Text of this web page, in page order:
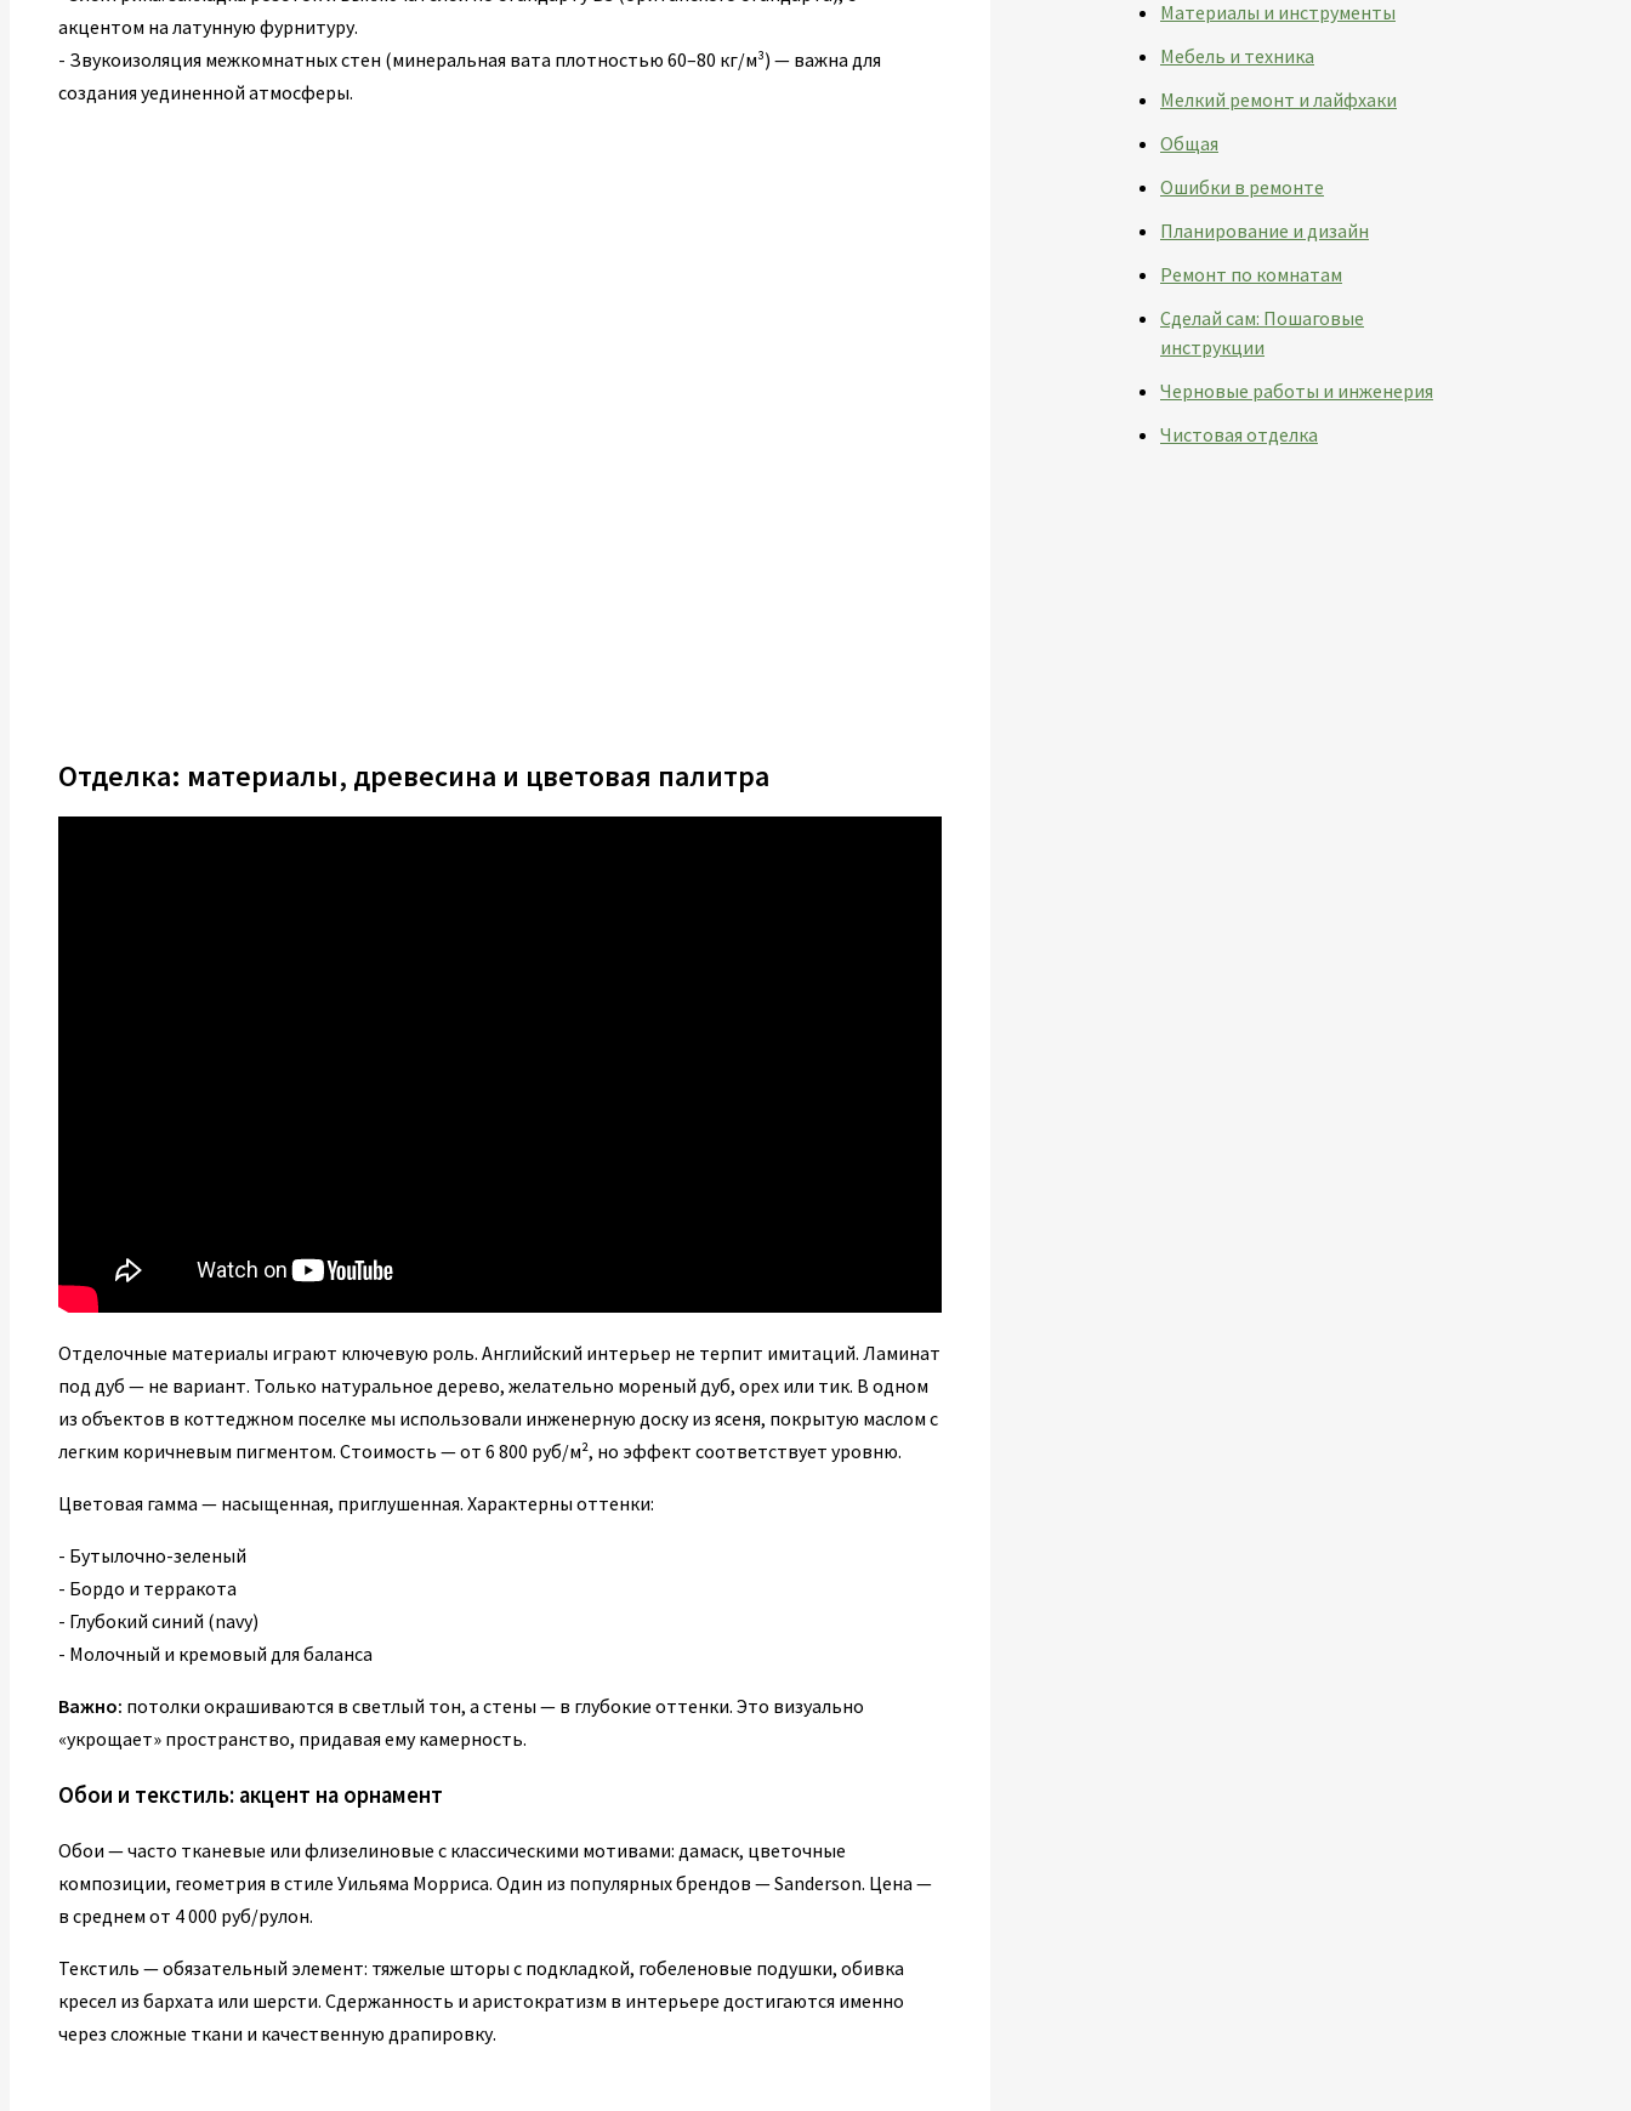
акцентом на латунную фурнитуру.
- Звукоизоляция межкомнатных стен (минеральная вата плотностью 60–80 кг/м³) — важна для
создания уединенной атмосферы.
Отделка: материалы, древесина и цветовая палитра
Отделочные материалы играют ключевую роль. Английский интерьер не терпит имитаций. Ламинат
под дуб — не вариант. Только натуральное дерево, желательно мореный дуб, орех или тик. В одном
из объектов в коттеджном поселке мы использовали инженерную доску из ясеня, покрытую маслом с
легким коричневым пигментом. Стоимость — от 6 800 руб/м², но эффект соответствует уровню.
Цветовая гамма — насыщенная, приглушенная. Характерны оттенки:
- Бутылочно-зеленый
- Бордо и терракота
- Глубокий синий (navy)
- Молочный и кремовый для баланса
Важно: потолки окрашиваются в светлый тон, а стены — в глубокие оттенки. Это визуально
«укрощает» пространство, придавая ему камерность.
Обои и текстиль: акцент на орнамент
Обои — часто тканевые или флизелиновые с классическими мотивами: дамаск, цветочные
композиции, геометрия в стиле Уильяма Морриса. Один из популярных брендов — Sanderson. Цена —
в среднем от 4 000 руб/рулон.
Текстиль — обязательный элемент: тяжелые шторы с подкладкой, гобеленовые подушки, обивка
кресел из бархата или шерсти. Сдержанность и аристократизм в интерьере достигаются именно
через сложные ткани и качественную драпировку.
Материалы и инструменты
Мебель и техника
Мелкий ремонт и лайфхаки
Общая
Ошибки в ремонте
Планирование и дизайн
Ремонт по комнатам
Сделай сам: Пошаговые
инструкции
Черновые работы и инженерия
Чистовая отделка